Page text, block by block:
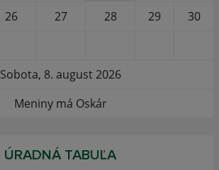
26 27 28 29
30
Sobota, 8. august 2026
Meniny má Oskár
ÚRADNÁ TABUĽA